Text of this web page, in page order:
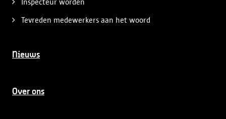
Inspecteur worden
Tevreden medewerkers aan het woord
Nieuws
Over ons